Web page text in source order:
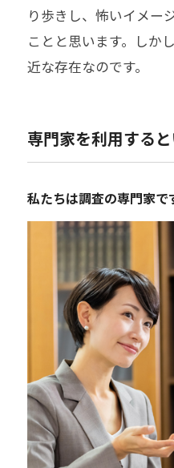
り歩きし、怖いイメー
ことと思います。しか
近な存在なのです。
専門家を利用する
私たちは調査の専門家で